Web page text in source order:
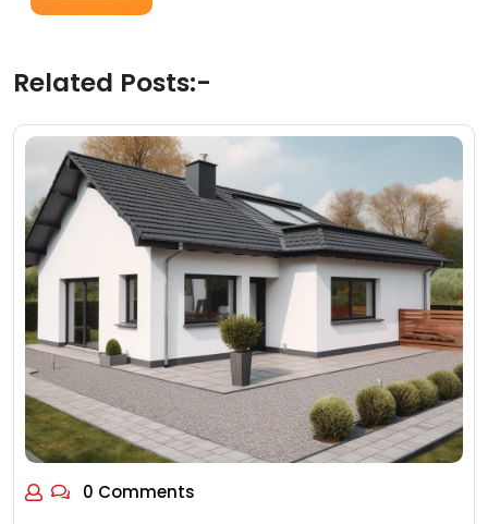
Related Posts:-
0 Comments